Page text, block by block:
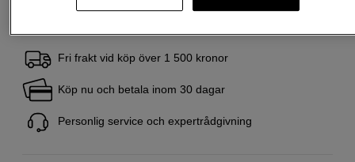
Fri frakt vid köp över 1 500 kronor
Köp nu och betala inom 30 dagar
Personlig service och expertrådgivning